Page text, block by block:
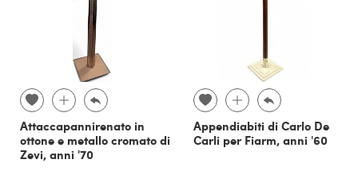
Attaccapannirenato in
ottone e metallo cromato di
Zevi, anni '70
Appendiabiti di Carlo De
Carli per Fiarm, anni '60